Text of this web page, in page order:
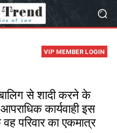
VIP MEMBER LOGIN
से शादी करने के
कार्यवाही इस
परिवार का एकमात्र